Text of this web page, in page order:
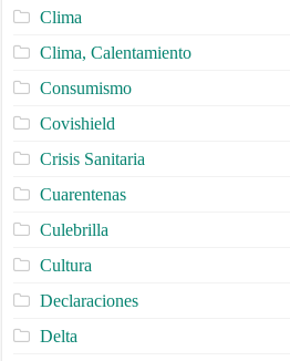
Clima
Clima, Calentamiento
Consumismo
Covishield
Crisis Sanitaria
Cuarentenas
Culebrilla
Cultura
Declaraciones
Delta